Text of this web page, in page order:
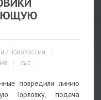
/ НОВОРОССИЯ
0
повредили линию
Горловку, подача